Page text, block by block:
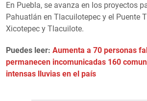
En Puebla, se avanza en los proyectos
Pahuatlán en Tlacuilotepec y el Puente
Xicotepec y Tlacuilote.
Puedes leer: Aumenta a 70 personas
permanecen incomunicadas 160
intensas lluvias en el país